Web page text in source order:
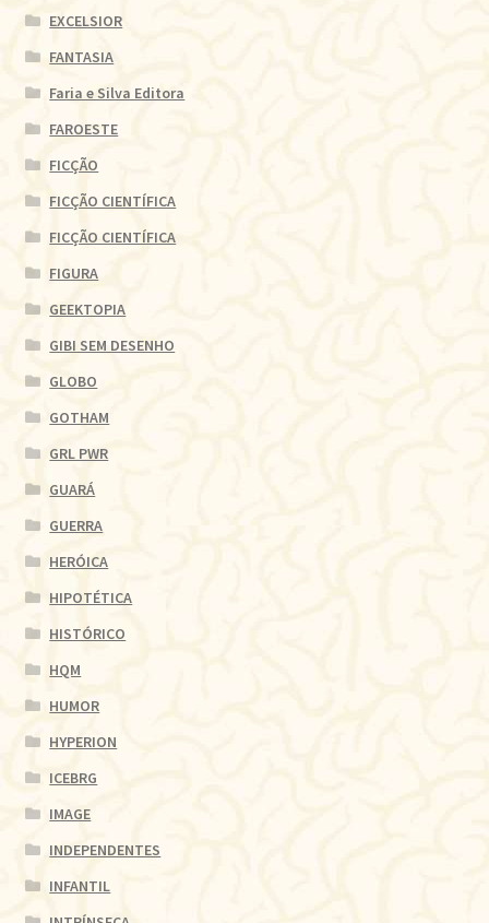
EXCELSIOR
FANTASIA
Faria e Silva Editora
FAROESTE
FICÇÃO
FICÇÃO CIENTÍFICA
FICÇÃO CIENTÍFICA
FIGURA
GEEKTOPIA
GIBI SEM DESENHO
GLOBO
GOTHAM
GRL PWR
GUARÁ
GUERRA
HERÓICA
HIPOTÉTICA
HISTÓRICO
HQM
HUMOR
HYPERION
ICEBRG
IMAGE
INDEPENDENTES
INFANTIL